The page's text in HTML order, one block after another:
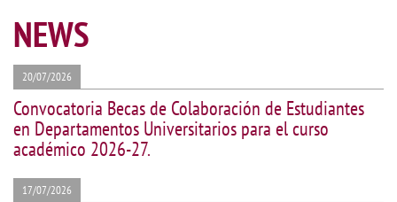
NEWS
20/07/2026
Convocatoria Becas de Colaboración de Estudiantes
en Departamentos Universitarios para el curso
académico 2026-27.
17/07/2026